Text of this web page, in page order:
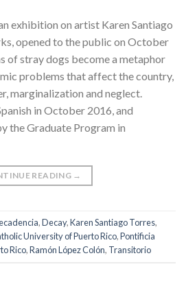
exhibition on artist Karen Santiago
opened to the public on October
of stray dogs become a metaphor
problems that affect the country,
marginalization and neglect.
in October 2016, and
the Graduate Program in
READING →
,Decay,Karen Santiago Torres,
University of Puerto Rico,Pontificia
Rico,Ramón López Colón, Transitorio